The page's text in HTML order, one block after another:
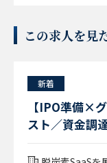
この求人を見
新着
【IPO準備×
スト／資金調